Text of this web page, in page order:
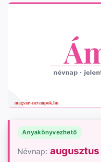
Anyakönyvezhető
Névnap: augusztus